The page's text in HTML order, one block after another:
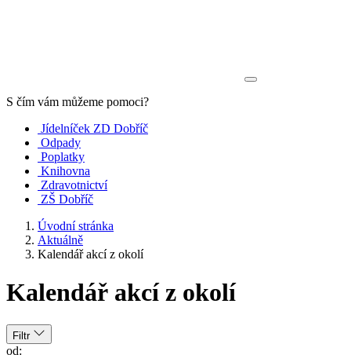
S čím vám můžeme pomoci?
Jídelníček ZD Dobříč
Odpady
Poplatky
Knihovna
Zdravotnictví
ZŠ Dobříč
Úvodní stránka
Aktuálně
Kalendář akcí z okolí
Kalendář akcí z okolí
Filtr
od: